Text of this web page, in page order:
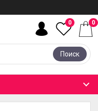
Поиск
0 0